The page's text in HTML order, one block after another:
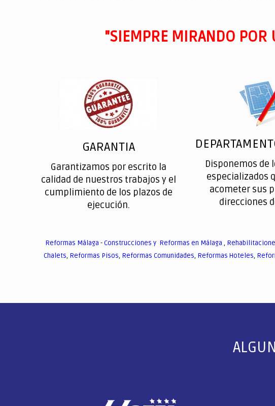
"SIEMPRE MIRANDO POR
GARANTIA
Garantizamos por escrito la
calidad de nuestros trabajos y el
cumplimiento de los plazos de
ejecución.
Disponemos de
especializados
acometer sus
direcciones
Reformas Málaga -Construcciones y Reformas en Málaga ,
Chalets, Reformas Pisos, Reformas Comunidades, Reformas Hoteles,